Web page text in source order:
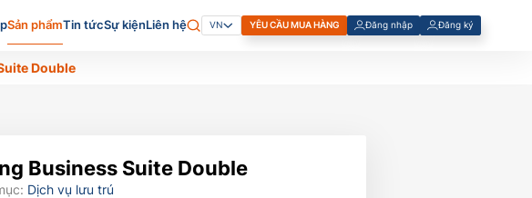
Sản phẩmTin tứcSự kiệnLiên hệ VN YÊU CẦU MUA HÀNG Đăng nhập Đăng ký
Double
Business Suite Double
Dịch vụ lưu trú